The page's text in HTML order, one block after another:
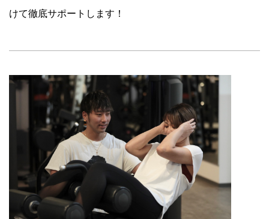
けて徹底サポートします！